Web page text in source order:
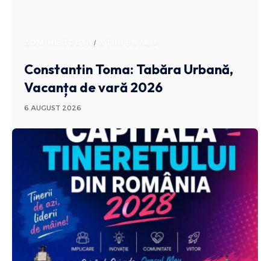
ADMINISTRATIV
Constantin Toma: Tabăra Urbană,
Vacanța de vară 2026
6 AUGUST 2026